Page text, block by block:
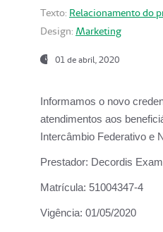
Texto: Relacionamento do
Design: Marketing
01 de abril, 2020
Informamos o novo
atendimentos aos
Intercâmbio Federativo e
Prestador: Decordis
Matrícula: 51004347-4
Vigência: 01/05/2020